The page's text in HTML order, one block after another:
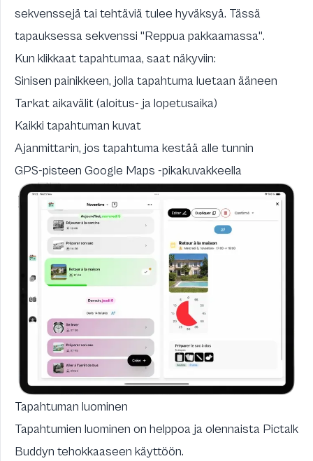
sekvenssejä tai tehtäviä tulee hyväksyä. Tässä
tapauksessa sekvenssi "Reppua pakkaamassa".
Kun klikkaat tapahtumaa, saat näkyviin:
Sinisen painikkeen, jolla tapahtuma luetaan ääneen
Tarkat aikavälit (aloitus- ja lopetusaika)
Kaikki tapahtuman kuvat
Ajanmittarin, jos tapahtuma kestää alle tunnin
GPS-pisteen Google Maps -pikakuvakkeella
Tapahtuman luominen
Tapahtumien luominen on helppoa ja olennaista Pictalk
Buddyn tehokkaaseen käyttöön.